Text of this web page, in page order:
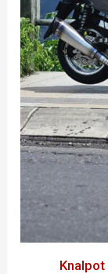
Knalpot